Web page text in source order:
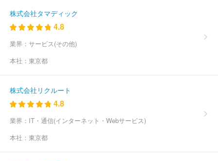
株式会社タマディック
4.8
業界： サービス(その他)
本社： 東京都
株式会社リクルート
4.8
業界： IT・通信(インターネット・Webサービス)
本社： 東京都